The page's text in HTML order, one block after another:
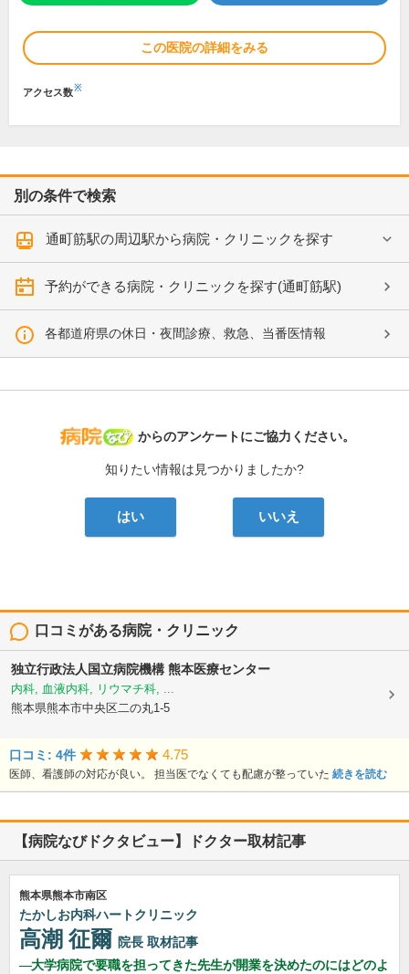
この医院の詳細をみる
アクセス数※
別の条件で検索
通町筋駅の周辺駅から病院・クリニックを探す
予約ができる病院・クリニックを探す(通町筋駅)
各都道府県の休日・夜間診療、救急、当番医情報
病院なび
からのアンケートにご協力ください。
知りたい情報は見つかりましたか?
はい いいえ
口コミがある病院・クリニック
独立行政法人国立病院機構熊本医療センター
内科, 血液内科, リウマチ科, ...
熊本県熊本市中央区二の丸1-5
口コミ: 4件 4.75
医師、看護師の対応が良い。 担当医でなくても配慮が整っていた 続きを読む
【病院なびドクタビュー】ドクター取材記事
熊本県熊本市南区
たかしお内科ハートクリニック
高潮 征爾 院長 取材記事
大学病院で要職を担ってきた先生が開業を決めたのにはどのよ